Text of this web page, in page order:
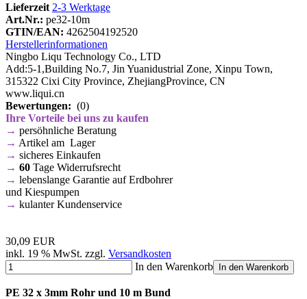
Lieferzeit 2-3 Werktage
Art.Nr.: pe32-10m
GTIN/EAN: 4262504192520
Herstellerinformationen
Ningbo Liqu Technology Co., LTD
Add:5-1,Building No.7, Jin Yuanidustrial Zone, Xinpu Town,
315322 Cixi City Province, ZhejiangProvince, CN
www.liqui.cn
Bewertungen: (0)
Ihre Vorteile bei uns zu kaufen
→ persöhnliche Beratung
→ Artikel am Lager
→ sicheres Einkaufen
→ 60 Tage Widerrufsrecht
→ lebenslange Garantie auf Erdbohrer
und Kiespumpen
→ kulanter Kundenservice
30,09 EUR
inkl. 19 % MwSt. zzgl. Versandkosten
In den Warenkorb
In den Warenkorb
PE 32 x 3mm Rohr und 10 m Bund